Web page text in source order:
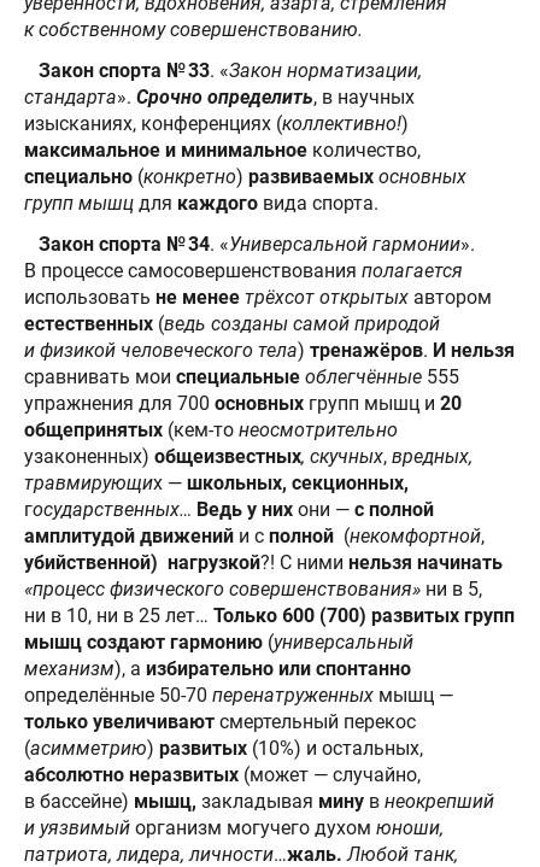
к собственному совершенствованию.
Закон спорта № 33. «Закон норматизации,
стандарта». Срочно определить, в научных
изысканиях, конференциях (коллективно!)
максимальное и минимальное количество,
специально (конкретно) развиваемых основных
групп мышц для каждого вида спорта.
Закон спорта № 34. «Универсальной гармонии».
В процессе самосовершенствования полагается
использовать не менее трёхсот открытых автором
естественных (ведь созданы самой природой
и физикой человеческого тела) тренажёров. И нельзя
сравнивать мои специальные облегчённые 555
упражнения для 700 основных групп мышц и 20
общепринятых (кем-то неосмотрительно
узаконенных) общеизвестных, скучных, вредных,
травмирующих — школьных, секционных,
государственных… Ведь у них они — с полной
амплитудой движений и с полной (некомфортной,
убийственной) нагрузкой?! С ними нельзя начинать
«процесс физического совершенствования» ни в 5,
ни в 10, ни в 25 лет… Только 600 (700) развитых групп
мышц создают гармонию (универсальный
механизм), а избирательно или спонтанно
определённые 50-70 перенатруженных мышц —
только увеличивают смертельный перекос
(асимметрию) развитых (10%) и остальных,
абсолютно неразвитых (может — случайно,
в бассейне) мышц, закладывая мину в неокрепший
и уязвимый организм могучего духом юноши,
патриота, лидера, личности…жаль. Любой танк,